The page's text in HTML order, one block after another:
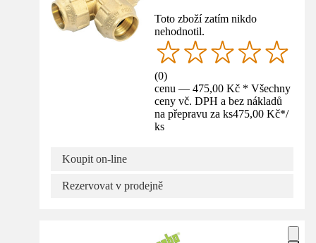
Toto zboží zatím nikdo
nehodnotil.
(0)
cenu — 475,00 Kč * Všechny
ceny vč. DPH a bez nákladů
na přepravu za ks475,00 Kč*/
ks
Koupit on-line
Rezervovat v prodejně